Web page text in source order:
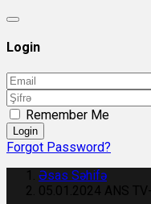
Login
Remember Me
Login
Forgot Password?
Əsas Səhifə
05.01.2024 ANS